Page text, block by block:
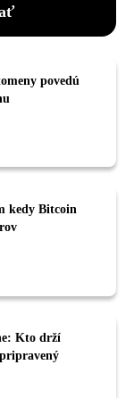
povedú
kedy Bitcoin
Kto drží